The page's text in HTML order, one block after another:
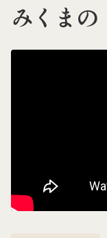
みくまの